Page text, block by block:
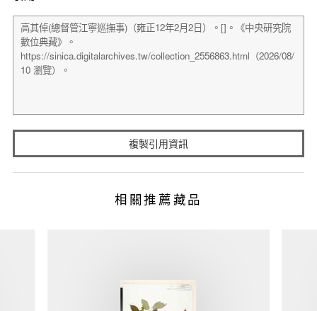
複製引用資訊
相關推薦藏品